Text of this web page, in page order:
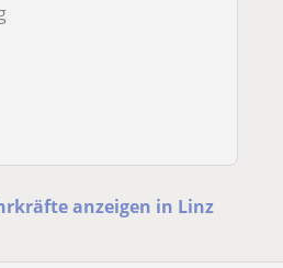
anzeigen in Linz